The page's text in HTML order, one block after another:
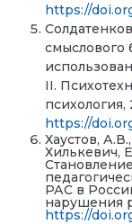
https://
смыслового
II.
психология,
https://
Хаустов,
Хилькевич,
РАС в
нарушения
https://